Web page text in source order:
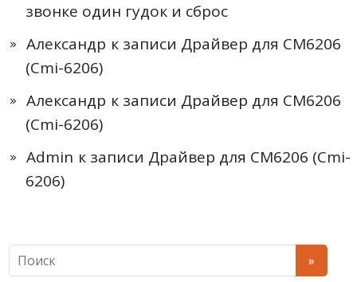
звонке один гудок и сброс
Александр к записи Драйвер для CM6206
(Cmi-6206)
Александр к записи Драйвер для CM6206
(Cmi-6206)
Admin к записи Драйвер для CM6206 (Cmi-
6206)